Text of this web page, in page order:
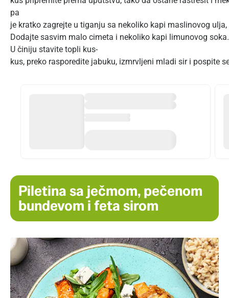
pa
je kratko zagrejte u tiganju sa nekoliko kapi maslinovog
Dodajte sasvim malo cimeta i nekoliko kapi limunovog
U činiju stavite topli kus-
kus, preko rasporedite jabuku, izmrvljeni mladi sir i pospite
Piletina sa ječmom, pečenom
bundevom i feta sirom